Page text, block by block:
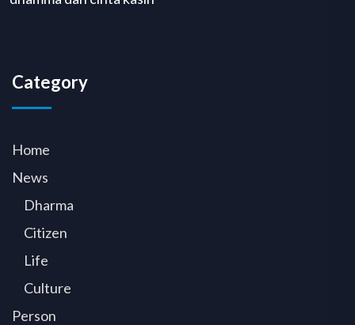
Category
Home
News
Dharma
Citizen
Life
Culture
Person